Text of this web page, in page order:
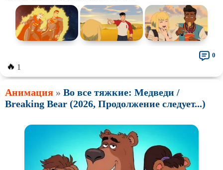
🔥 1
0
Анимация » Во все тяжкие: Медведи /
Breaking Bear (2026, Продолжение следует...)